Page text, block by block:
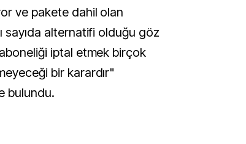
ve pakete dahil olan
sayıda alternatifi olduğu göz
aboneliği iptal etmek birçok
bir karardır"
bulundu.